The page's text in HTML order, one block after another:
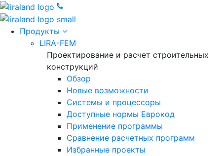
Продукты
LIRA-FEM
Проектирование и расчет строительных
конструкций
Обзор
Новые возможности
Cистемы и процессоры
Доступные нормы Еврокод
Применение программы
Сравнение расчетных программ
Избранные проекты